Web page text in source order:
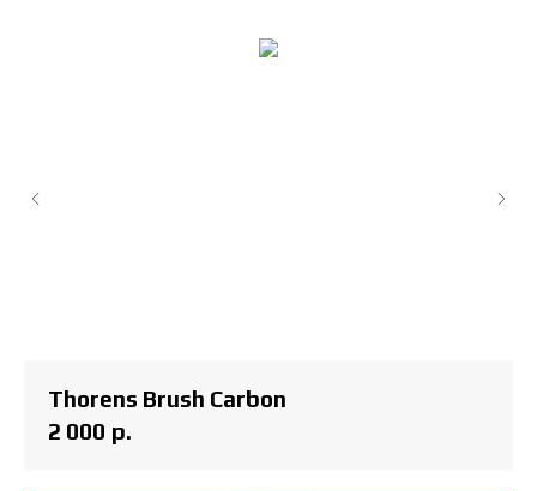
Thorens Brush Carbon
2 000 р.